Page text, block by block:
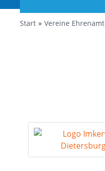
Start Vereine Ehrenamt